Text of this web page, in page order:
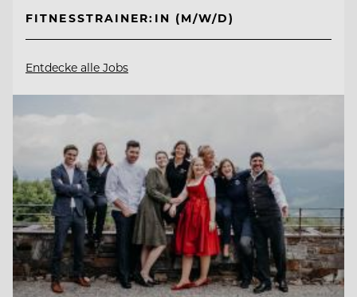
FITNESSTRAINER:IN (M/W/D)
Entdecke alle Jobs